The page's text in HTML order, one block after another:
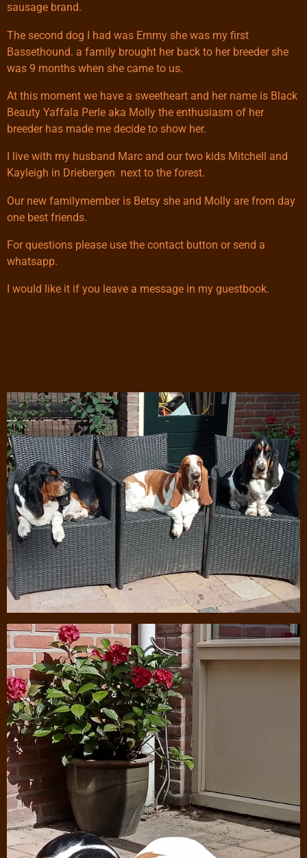
sausage brand.
The second dog I had was Emmy she was my first
Bassethound. a family brought her back to her breeder she
was 9 months when she came to us.
At this moment we have a sweetheart and her name is Black
Beauty Yaffala Perle aka Molly the enthusiasm of her
breeder has made me decide to show her.
I live with my husband Marc and our two kids Mitchell and
Kayleigh in Driebergen next to the forest.
Our new familymember is Betsy she and Molly are from day
one best friends.
For questions please use the contact button or send a
whatsapp.
I would like it if you leave a message in my guestbook.